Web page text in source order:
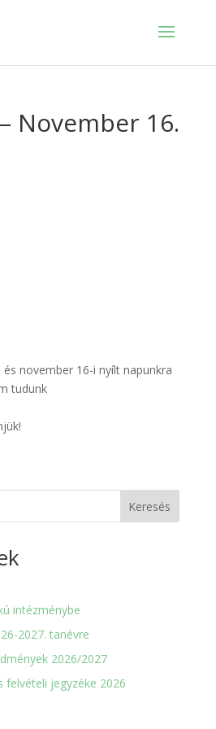
November 16.
november 16-i nyílt napunkra
tudunk
Keresés
intézménybe
2027. tanévre
2026/2027
felvételi jegyzéke 2026